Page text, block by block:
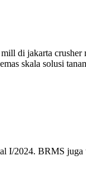
di jakarta
skala solusi
I/2024. BRMS